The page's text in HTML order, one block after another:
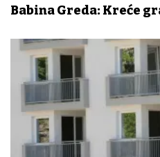
Babina Greda: Kreće